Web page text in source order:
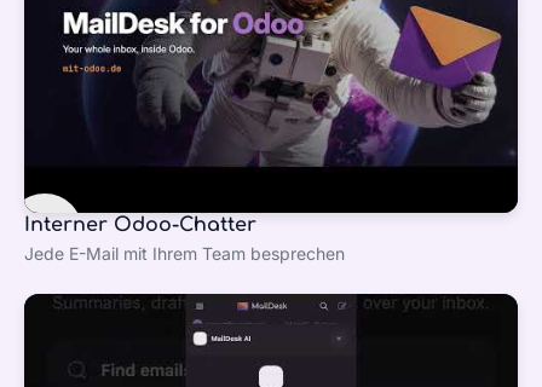
Interner Odoo-Chatter
Jede E-Mail mit Ihrem Team besprechen